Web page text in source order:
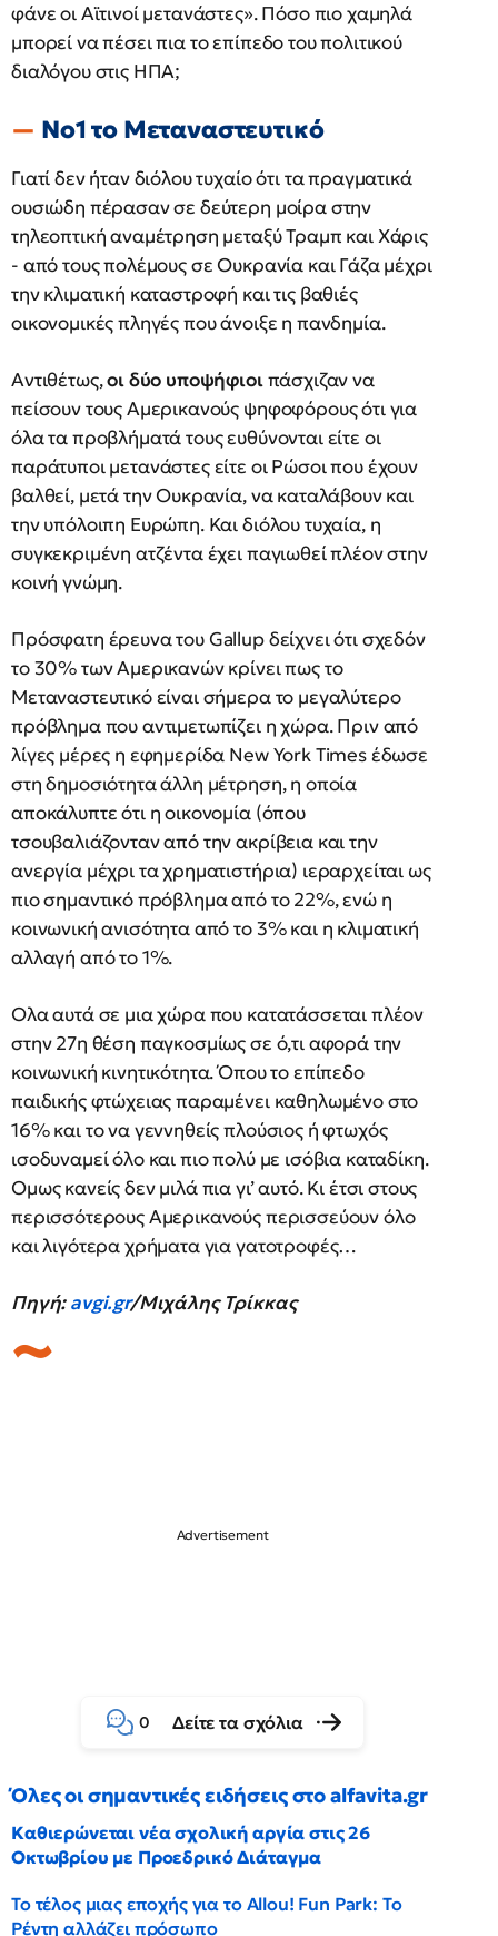
φάνε οι Αϊτινοί μετανάστες». Πόσο πιο χαμηλά
μπορεί να πέσει πια το επίπεδο του πολιτικού
διαλόγου στις ΗΠΑ;
Νο1 το Μεταναστευτικό
Γιατί δεν ήταν διόλου τυχαίο ότι τα πραγματικά
ουσιώδη πέρασαν σε δεύτερη μοίρα στην
τηλεοπτική αναμέτρηση μεταξύ Τραμπ και Χάρις
- από τους πολέμους σε Ουκρανία και Γάζα μέχρι
την κλιματική καταστροφή και τις βαθιές
οικονομικές πληγές που άνοιξε η πανδημία.
Αντιθέτως,οι δύο υποψήφιοιπάσχιζαν να
πείσουν τους Αμερικανούς ψηφοφόρους ότι για
όλα τα προβλήματά τους ευθύνονται είτε οι
παράτυποι μετανάστες είτε οι Ρώσοι που έχουν
βαλθεί, μετά την Ουκρανία, να καταλάβουν και
την υπόλοιπη Ευρώπη. Και διόλου τυχαία, η
συγκεκριμένη ατζέντα έχει παγιωθεί πλέον στην
κοινή γνώμη.
Πρόσφατη έρευνα του Gallup δείχνει ότι σχεδόν
το 30% των Αμερικανών κρίνει πως το
Μεταναστευτικό είναι σήμερα το μεγαλύτερο
πρόβλημα που αντιμετωπίζει η χώρα. Πριν από
λίγες μέρες η εφημερίδα New York Times έδωσε
στη δημοσιότητα άλλη μέτρηση, η οποία
αποκάλυπτε ότι η οικονομία (όπου
τσουβαλιάζονταν από την ακρίβεια και την
ανεργία μέχρι τα χρηματιστήρια) ιεραρχείται ως
πιο σημαντικό πρόβλημα από το 22%, ενώ η
κοινωνική ανισότητα από το 3% και η κλιματική
αλλαγή από το 1%.
Ολα αυτά σε μια χώρα που κατατάσσεται πλέον
στην 27η θέση παγκοσμίως σε ό,τι αφορά την
κοινωνική κινητικότητα. Όπου το επίπεδο
παιδικής φτώχειας παραμένει καθηλωμένο στο
16% και το να γεννηθείς πλούσιος ή φτωχός
ισοδυναμεί όλο και πιο πολύ με ισόβια καταδίκη.
Ομως κανείς δεν μιλά πια γι’ αυτό. Κι έτσι στους
περισσότερους Αμερικανούς περισσεύουν όλο
και λιγότερα χρήματα για γατοτροφές…
Πηγή:avgi.gr/Μιχάλης Τρίκκας
0 Δείτε τα σχόλια
Όλες οι σημαντικές ειδήσεις στο alfavita.gr
Καθιερώνεται νέα σχολική αργία στις 26
Οκτωβρίου με Προεδρικό Διάταγμα
Το τέλος μιας εποχής για το Allou! Fun Park: Το
Ρέντη αλλάζει πρόσωπο